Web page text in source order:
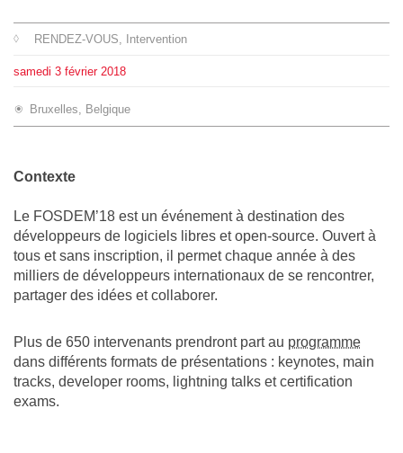
FR|EN
RENDEZ-VOUS , Intervention
samedi 3 février 2018
Bruxelles, Belgique
Contexte
Le FOSDEM’18 est un événement à destination des
développeurs de logiciels libres et open-source. Ouvert à
tous et sans inscription, il permet chaque année à des
milliers de développeurs internationaux de se rencontrer,
partager des idées et collaborer.
Plus de 650 intervenants prendront part au programme
dans différents formats de présentations : keynotes, main
tracks, developer rooms, lightning talks et certification
exams.